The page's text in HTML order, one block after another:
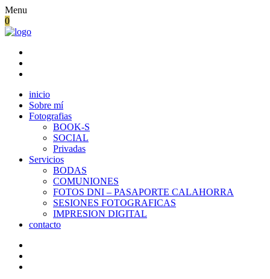
Menu
0
inicio
Sobre mí
Fotografias
BOOK-S
SOCIAL
Privadas
Servicios
BODAS
COMUNIONES
FOTOS DNI – PASAPORTE CALAHORRA
SESIONES FOTOGRAFICAS
IMPRESION DIGITAL
contacto